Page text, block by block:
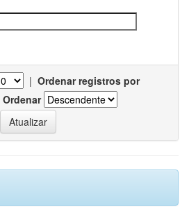
| Ordenar registros por
Ordenar